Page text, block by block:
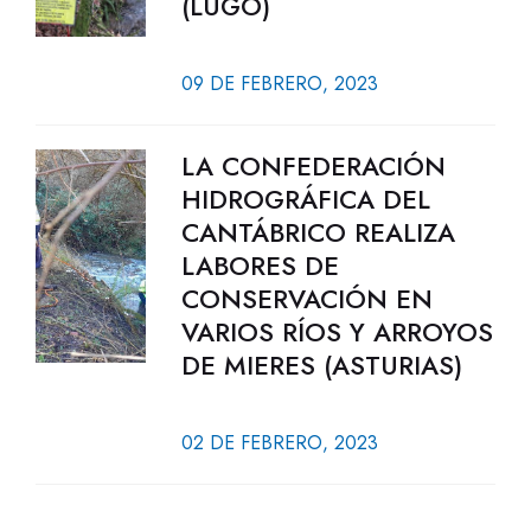
09 DE FEBRERO, 2023
LA CONFEDERACIÓN
HIDROGRÁFICA DEL
CANTÁBRICO REALIZA
LABORES DE
CONSERVACIÓN EN
VARIOS RÍOS Y ARROYOS
DE MIERES (ASTURIAS)
02 DE FEBRERO, 2023